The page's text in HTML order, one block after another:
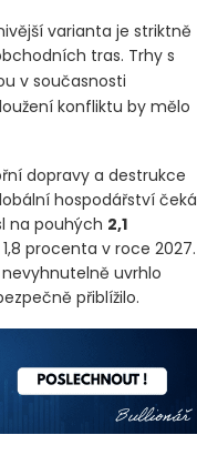
varianta je striktně
tras. Trhy s
v současnosti
konfliktu by mělo
dopravy a destrukce
hospodářství čeká
na pouhých 2,1
procenta v roce 2027.
uvrhlo
přiblížilo.